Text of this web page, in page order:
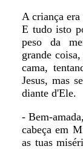
A criança era
E tudo isto
peso da
grande
cama,
Jesus, mas
diante d'Ele.
- Bem-
cabeça em
as tuas